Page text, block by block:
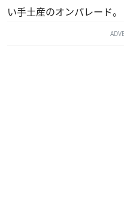
い手土産のオンパレード。